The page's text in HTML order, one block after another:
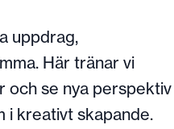
uppdrag,
Här tränar vi
och se nya perspektiv
i kreativt skapande.